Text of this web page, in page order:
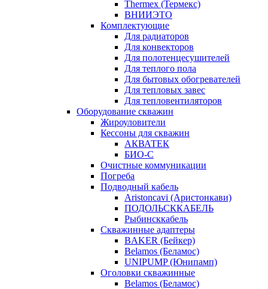
Thermex (Термекс)
ВНИИЭТО
Комплектующие
Для радиаторов
Для конвекторов
Для полотенцесушителей
Для теплого пола
Для бытовых обогревателей
Для тепловых завес
Для тепловентиляторов
Оборудование скважин
Жироуловители
Кессоны для скважин
АКВАТЕК
БИО-С
Очистные коммуникации
Погреба
Подводный кабель
Aristoncavi (Аристонкави)
ПОДОЛЬСККАБЕЛЬ
Рыбинсккабель
Скважинные адаптеры
BAKER (Бейкер)
Belamos (Беламос)
UNIPUMP (Юнипамп)
Оголовки скважинные
Belamos (Беламос)